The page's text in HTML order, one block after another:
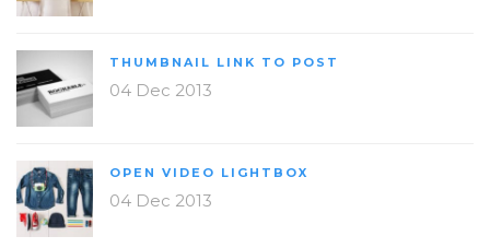
THUMBNAIL LINK TO POST
04 Dec 2013
OPEN VIDEO LIGHTBOX
04 Dec 2013